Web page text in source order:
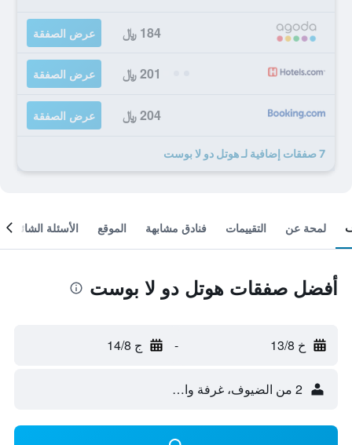
184 ﷼ عرض الصفقة
201 ﷼ عرض الصفقة
204 ﷼ عرض الصفقة
7 صفقات إضافية لـ هوتل دو لا بوست
لمحة عن التقييمات فنادق مشابهة الموقع الأسئلة الشائعة
أفضل صفقات هوتل دو لا بوست
خ 13/8 - ج 14/8
2 من الضيوف، غرفة واحدة